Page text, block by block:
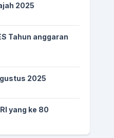
2025
Tahun anggaran
2025
yang ke 80